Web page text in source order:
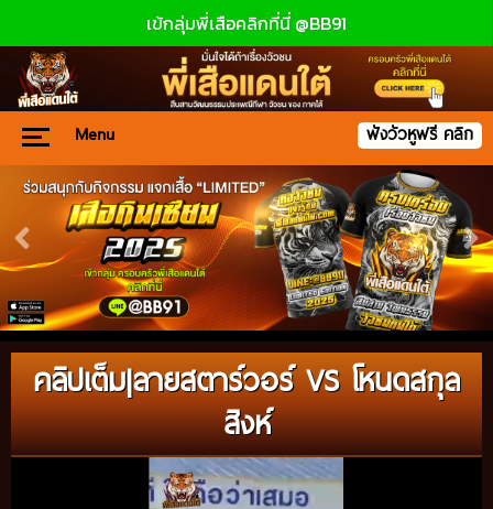
เข้กลุ่มพี่เสือคลิกที่นี่ @BB91
Menu ฟังวัวหูฟรี คลิก
คลิปเต็ม|ลายสตาร์วอร์ VS โหนดสกุล
สิงห์